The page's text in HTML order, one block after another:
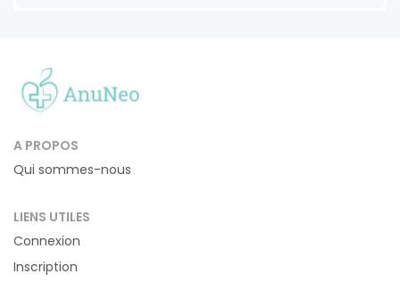
A PROPOS
Qui sommes-nous
LIENS UTILES
Connexion
Inscription